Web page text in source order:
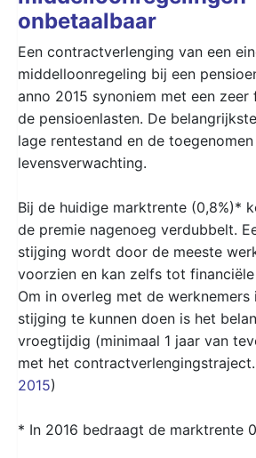
onbetaalbaar
Een contractverlenging van een
middelloonregeling bij een
anno 2015 synoniem met een
de pensioenlasten. De
lage rentestand en de toegenomen
levensverwachting.
Bij de huidige marktrente (0,8%)*
de premie nagenoeg verdubbelt.
stijging wordt door de meeste
voorzien en kan zelfs tot
Om in overleg met de werknemers
stijging te kunnen doen is het
vroegtijdig (minimaal 1 jaar van
met het
2015)
* In 2016 bedraagt de marktrente